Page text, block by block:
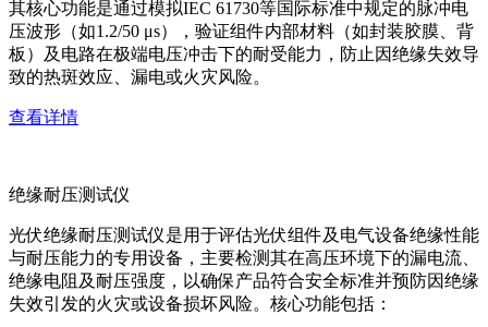
其核心功能是通过模拟IEC 61730等国际标准中规定的脉冲电
压波形（如1.2/50 μs），验证组件内部材料（如封装胶膜、背
板）及电路在极端电压冲击下的耐受能力，防止因绝缘失效导
致的热斑效应、漏电或火灾风险。
查看详情
绝缘耐压测试仪
光伏绝缘耐压测试仪是用于评估光伏组件及电气设备绝缘性能
与耐压能力的专用设备，主要检测其在高压环境下的漏电流、
绝缘电阻及耐压强度，以确保产品符合安全标准并预防因绝缘
失效引发的火灾或设备损坏风险。核心功能包括：